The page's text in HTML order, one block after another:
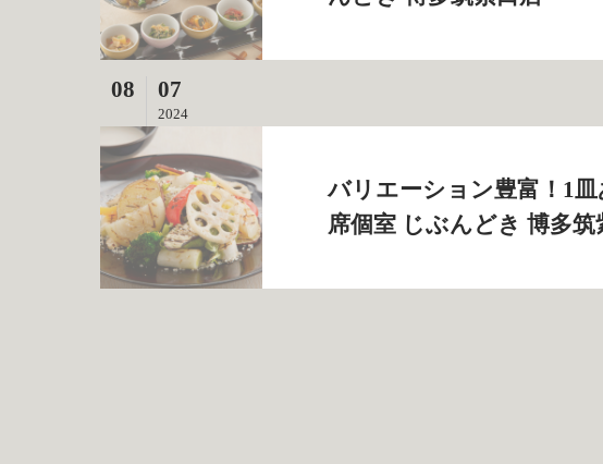
08 07
2024
バリエーション豊富！1
席個室 じぶんどき 博多筑